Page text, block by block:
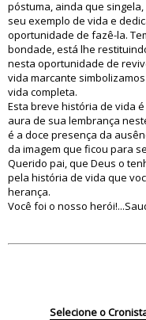
póstuma, ainda que
seu exemplo de vida e
oportunidade de fazê-la.
bondade, está lhe
nesta oportunidade de
vida marcante
vida completa.
Esta breve história de vida
aura de sua lembrança
é a doce presença da
da imagem que ficou para
Querido pai, que Deus o
pela história de vida que
herança.
Você foi o nosso
Selecione o